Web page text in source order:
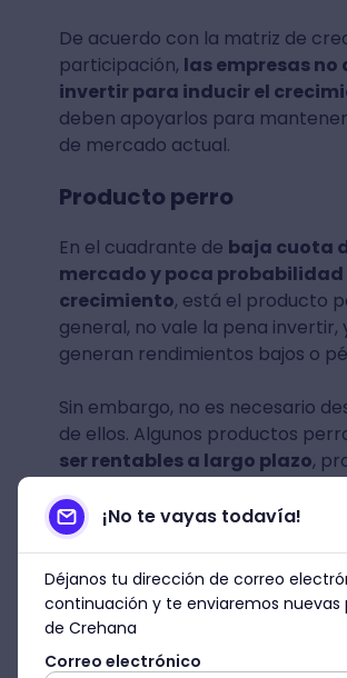
De acuerdo con la matriz de
participación, las empresas no
invertir para inducir el
deben apoyarlos para
de mercado actual.
Producto perro
En el cuadrante de baja cuota
mercado y poca probabilidad
crecimiento, está el producto
general, no vale la pena invertir,
generan rendimientos bajos o
Sin embargo, no es necesario
de ellos. Algunos productos
ser rentables a largo plazo,
negocios oser usados como
contraataque ante
competencia.
¡No te vayas todavía!
Déjanos tu dirección de correo
continuación y te enviaremos nuevas
de Crehana
Correo electrónico